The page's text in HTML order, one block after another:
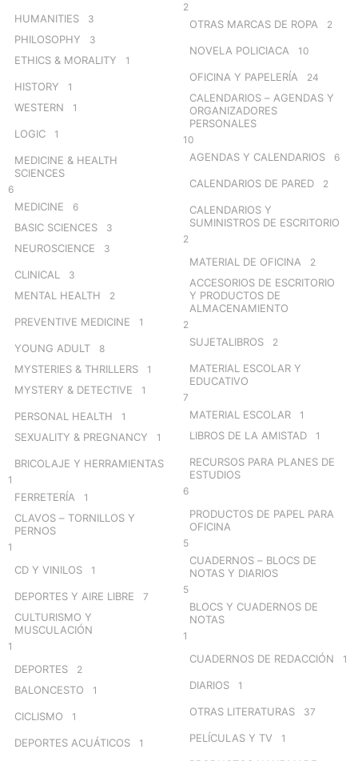
HUMANITIES 3
PHILOSOPHY 3
ETHICS & MORALITY 1
HISTORY 1
WESTERN 1
LOGIC 1
MEDICINE & HEALTH
SCIENCES
6
MEDICINE 6
BASIC SCIENCES 3
NEUROSCIENCE 3
CLINICAL 3
MENTAL HEALTH 2
PREVENTIVE MEDICINE 1
YOUNG ADULT 8
MYSTERIES & THRILLERS 1
MYSTERY & DETECTIVE 1
PERSONAL HEALTH 1
SEXUALITY & PREGNANCY 1
BRICOLAJE Y HERRAMIENTAS
1
FERRETERÍA 1
CLAVOS – TORNILLOS Y
PERNOS
1
CD Y VINILOS 1
DEPORTES Y AIRE LIBRE 7
CULTURISMO Y
MUSCULACIÓN
1
DEPORTES 2
BALONCESTO 1
CICLISMO 1
DEPORTES ACUÁTICOS 1
2
OTRAS MARCAS DE ROPA 2
NOVELA POLICIACA 10
OFICINA Y PAPELERÍA 24
CALENDARIOS – AGENDAS Y
ORGANIZADORES
PERSONALES
10
AGENDAS Y CALENDARIOS 6
CALENDARIOS DE PARED 2
CALENDARIOS Y
SUMINISTROS DE ESCRITORIO
2
MATERIAL DE OFICINA 2
ACCESORIOS DE ESCRITORIO
Y PRODUCTOS DE
ALMACENAMIENTO
2
SUJETALIBROS 2
MATERIAL ESCOLAR Y
EDUCATIVO
7
MATERIAL ESCOLAR 1
LIBROS DE LA AMISTAD 1
RECURSOS PARA PLANES DE
ESTUDIOS
6
PRODUCTOS DE PAPEL PARA
OFICINA
5
CUADERNOS – BLOCS DE
NOTAS Y DIARIOS
5
BLOCS Y CUADERNOS DE
NOTAS
1
CUADERNOS DE REDACCIÓN 1
DIARIOS 1
OTRAS LITERATURAS 37
PELÍCULAS Y TV 1